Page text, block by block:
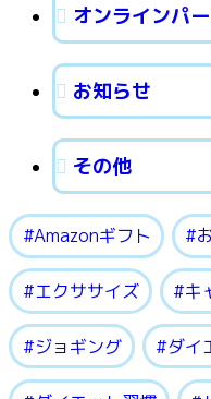
オンラインパ
お知らせ
その他
Amazonギフト
エクササイズ キ
ジョギング ダイ